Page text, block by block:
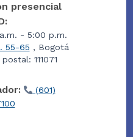
presencial
- 5:00 p.m.
55-65 , Bogotá
111071
(601)